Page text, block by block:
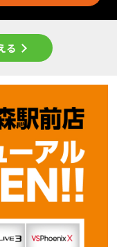
る